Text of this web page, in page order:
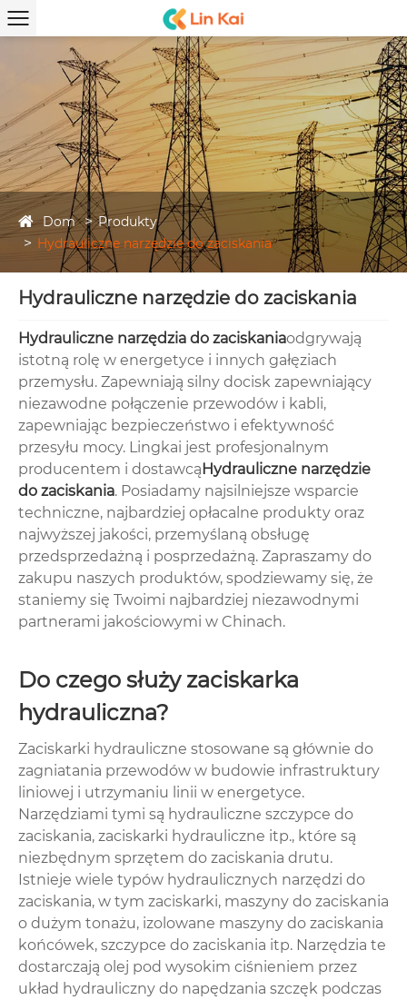
Dom
Produkty
Hydrauliczne narzędzie do zaciskania
Hydrauliczne narzędzie do zaciskania
Hydrauliczne narzędzia do zaciskaniaodgrywają
istotną rolę w energetyce i innych gałęziach
przemysłu. Zapewniają silny docisk zapewniający
niezawodne połączenie przewodów i kabli,
zapewniając bezpieczeństwo i efektywność
przesyłu mocy. Lingkai jest profesjonalnym
producentem i dostawcąHydrauliczne narzędzie
do zaciskania. Posiadamy najsilniejsze wsparcie
techniczne, najbardziej opłacalne produkty oraz
najwyższej jakości, przemyślaną obsługę
przedsprzedażną i posprzedażną. Zapraszamy do
zakupu naszych produktów, spodziewamy się, że
staniemy się Twoimi najbardziej niezawodnymi
partnerami jakościowymi w Chinach.
Do czego służy zaciskarka
hydrauliczna?
Zaciskarki hydrauliczne stosowane są głównie do
zagniatania przewodów w budowie infrastruktury
liniowej i utrzymaniu linii w energetyce.
Narzędziami tymi są hydrauliczne szczypce do
zaciskania, zaciskarki hydrauliczne itp., które są
niezbędnym sprzętem do zaciskania drutu.
Istnieje wiele typów hydraulicznych narzędzi do
zaciskania, w tym zaciskarki, maszyny do zaciskania
o dużym tonażu, izolowane maszyny do zaciskania
końcówek, szczypce do zaciskania itp. Narzędzia te
dostarczają olej pod wysokim ciśnieniem przez
układ hydrauliczny do napędzania szczęk podczas